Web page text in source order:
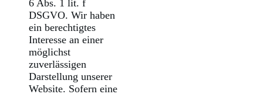
6 Abs. 1 lit. f
DSGVO. Wir haben
ein berechtigtes
Interesse an einer
möglichst
zuverlässigen
Darstellung unserer
Website. Sofern eine